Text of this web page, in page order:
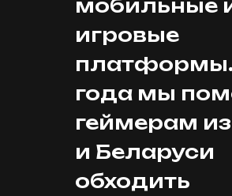
мобильные
игровые
года мы
геймерам
и Беларуси
обходить